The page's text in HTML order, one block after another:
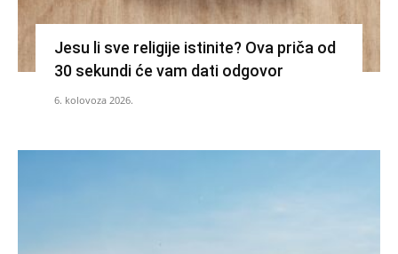
Jesu li sve religije istinite? Ova priča od
30 sekundi će vam dati odgovor
6. kolovoza 2026.